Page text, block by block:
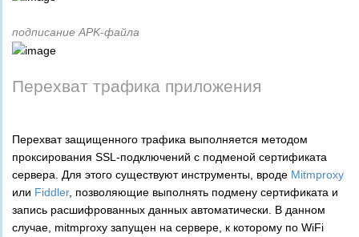
подписание APK-файла
Перехват трафика приложения
Перехват защищенного трафика выполняется методом
проксирования SSL-подключений с подменой сертификата
сервера. Для этого существуют инструменты, вроде Mitmproxy
или Fiddler, позволяющие выполнять подмену сертификата и
запись расшифрованных данных автоматически. В данном
случае, mitmproxy запущен на сервере, к которому по WiFi